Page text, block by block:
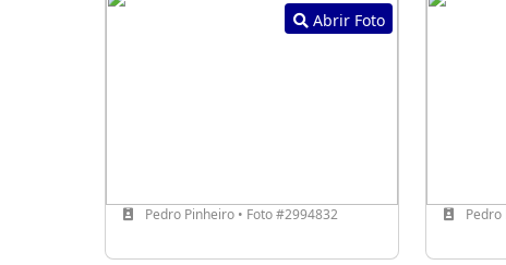
Abrir Foto
Pedro Pinheiro • Foto #2994832 Pedro